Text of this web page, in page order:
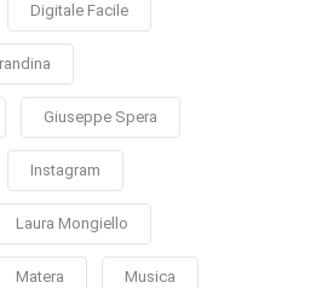
Digitale Facile
Giuseppe Spera
Instagram
Laura Mongiello
Matera Musica